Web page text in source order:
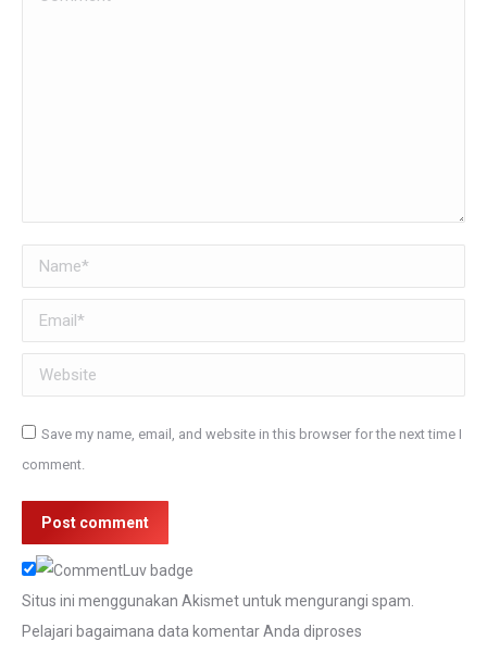
Name *
Email *
Website
Save my name, email, and website in this browser for the next time I
comment.
Post comment
Situs ini menggunakan Akismet untuk mengurangi spam.
Pelajari bagaimana data komentar Anda diproses